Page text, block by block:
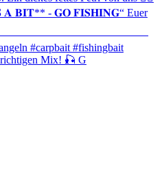
Mix! 🎣 G